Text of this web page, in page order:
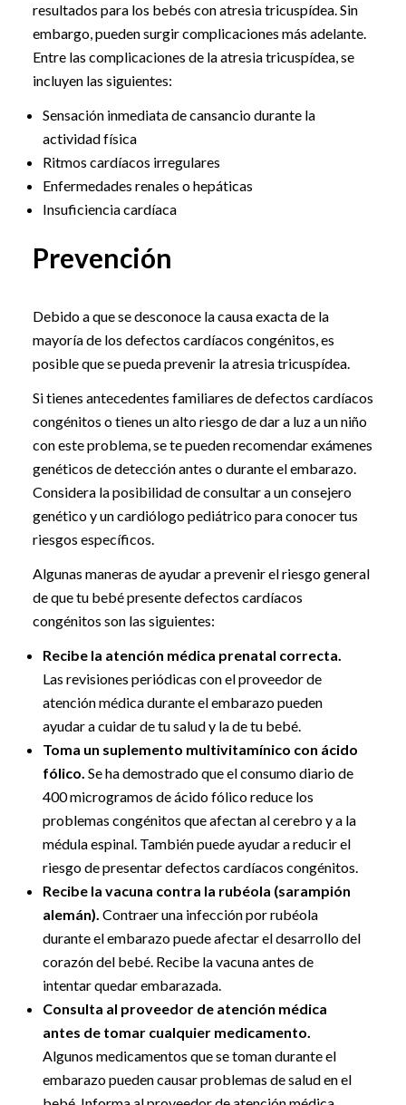
resultados para los bebés con atresia tricuspídea. Sin
embargo, pueden surgir complicaciones más adelante.
Entre las complicaciones de la atresia tricuspídea, se
incluyen las siguientes:
Sensación inmediata de cansancio durante la
actividad física
Ritmos cardíacos irregulares
Enfermedades renales o hepáticas
Insuficiencia cardíaca
Prevención
Debido a que se desconoce la causa exacta de la
mayoría de los defectos cardíacos congénitos, es
posible que se pueda prevenir la atresia tricuspídea.
Si tienes antecedentes familiares de defectos cardíacos
congénitos o tienes un alto riesgo de dar a luz a un niño
con este problema, se te pueden recomendar exámenes
genéticos de detección antes o durante el embarazo.
Considera la posibilidad de consultar a un consejero
genético y un cardiólogo pediátrico para conocer tus
riesgos específicos.
Algunas maneras de ayudar a prevenir el riesgo general
de que tu bebé presente defectos cardíacos
congénitos son las siguientes:
Recibe la atención médica prenatal correcta.
Las revisiones periódicas con el proveedor de
atención médica durante el embarazo pueden
ayudar a cuidar de tu salud y la de tu bebé.
Toma un suplemento multivitamínico con ácido
fólico. Se ha demostrado que el consumo diario de
400 microgramos de ácido fólico reduce los
problemas congénitos que afectan al cerebro y a la
médula espinal. También puede ayudar a reducir el
riesgo de presentar defectos cardíacos congénitos.
Recibe la vacuna contra la rubéola (sarampión
alemán). Contraer una infección por rubéola
durante el embarazo puede afectar el desarrollo del
corazón del bebé. Recibe la vacuna antes de
intentar quedar embarazada.
Consulta al proveedor de atención médica
antes de tomar cualquier medicamento.
Algunos medicamentos que se toman durante el
embarazo pueden causar problemas de salud en el